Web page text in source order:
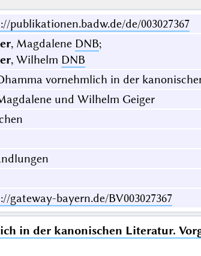
publikationen.badw.de/de/003027367
, Magdalene DNB;
, Wilhelm DNB
vornehmlich in der
und Wilhelm Geiger
gateway-bayern.de/BV003027367
in der kanonischen Literatur.